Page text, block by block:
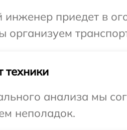
инженер приедет в
организуем
техники
анализа мы
неполадок.